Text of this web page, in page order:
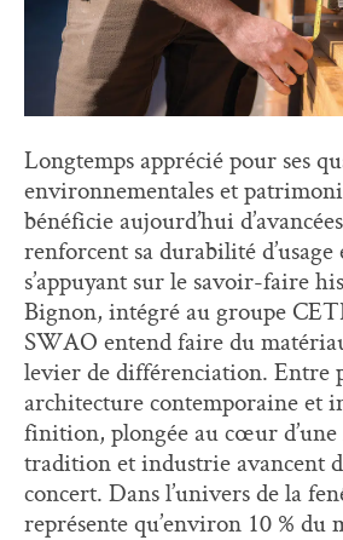
Longtemps apprécié pour ses
environnementales et
bénéficie aujourd’hui
renforcent sa durabilité d’usage
s’appuyant sur le savoir-faire
Bignon, intégré au groupe
SWAO entend faire du
levier de différenciation. Entre
architecture contemporaine et
finition, plongée au cœur
tradition et industrie avancent
concert. Dans l’univers de la
représente qu’environ 10 % du